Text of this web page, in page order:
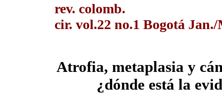
rev. colomb.
cir. vol.22 no.1 Bogotá Jan./
Atrofia, metaplasia y
¿dónde está la